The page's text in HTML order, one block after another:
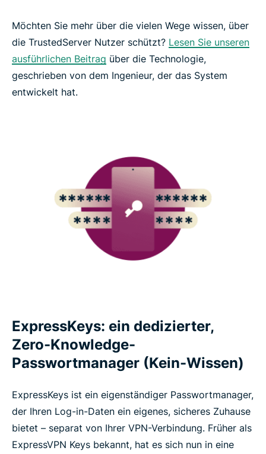
Möchten Sie mehr über die vielen Wege wissen, über
die TrustedServer Nutzer schützt? Lesen Sie unseren
ausführlichen Beitrag über die Technologie,
geschrieben von dem Ingenieur, der das System
entwickelt hat.
ExpressKeys: ein dedizierter,
Zero-Knowledge-
Passwortmanager (Kein-Wissen)
ExpressKeys ist ein eigenständiger Passwortmanager,
der Ihren Log-in-Daten ein eigenes, sicheres Zuhause
bietet – separat von Ihrer VPN-Verbindung. Früher als
ExpressVPN Keys bekannt, hat es sich nun in eine